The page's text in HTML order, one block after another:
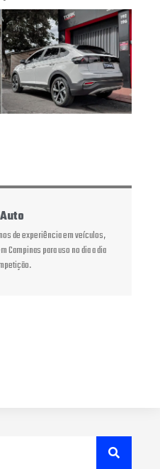
de experiência em veículos,
Campinas para uso no dia a dia